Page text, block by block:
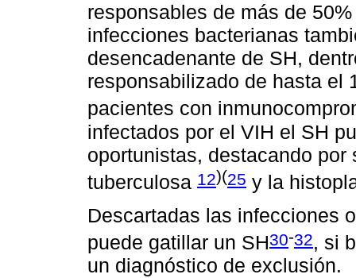
responsables de más de
infecciones bacterianas
desencadenante de SH,
responsabilizado de hasta el
pacientes con
infectados por el VIH el SH
oportunistas, destacando
tuberculosa 12)(25 y la
Descartadas las infecciones
puede gatillar un SH30-32, si
un diagnóstico de exclusión.